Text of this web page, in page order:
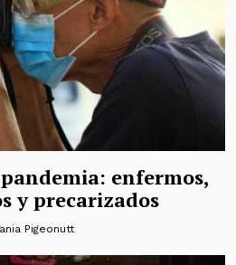
enfermos,
y precarizados
Pigeonutt